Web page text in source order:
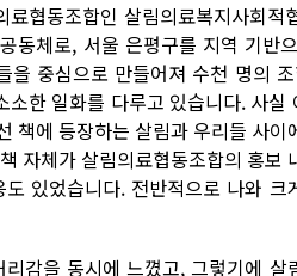
협동조합인 살림의료복지사회적
동체로, 서울 은평구를 지역 기반
을 중심으로 만들어져 수천 명의
한 일화를 다루고 있습니다. 사
책에 등장하는 살림과 우리들 사
자체가 살림의료협동조합의 홍보
있었습니다. 전반적으로 나와
감을 동시에 느꼈고, 그렇기에